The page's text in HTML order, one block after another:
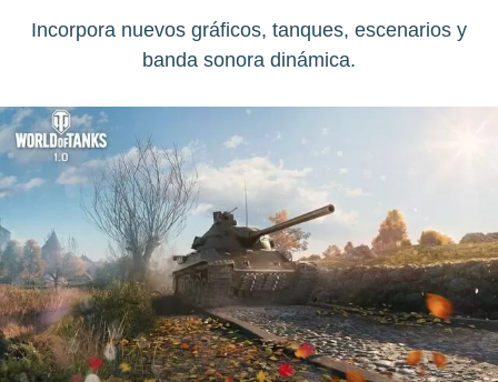
Incorpora nuevos gráficos, tanques, escenarios y
banda sonora dinámica.